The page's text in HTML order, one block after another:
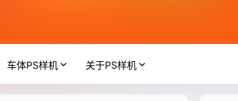
车体PS样机 关于PS样机